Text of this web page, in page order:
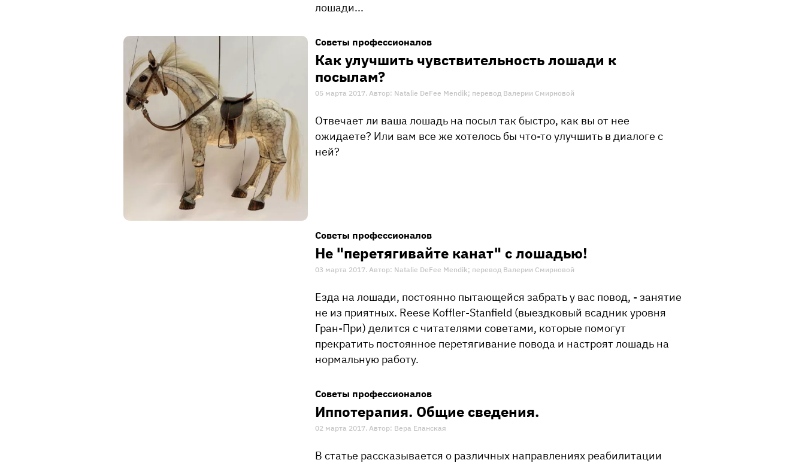
лошади...
Советы профессионалов
Как улучшить чувствительность лошади к
посылам?
05 марта 2017. Автор: Natalie DeFee Mendik; перевод Валерии Смирновой
Отвечает ли ваша лошадь на посыл так быстро, как вы от нее
ожидаете? Или вам все же хотелось бы что-то улучшить в диалоге с
ней?
Советы профессионалов
Не "перетягивайте канат" с лошадью!
03 марта 2017. Автор: Natalie DeFee Mendik; перевод Валерии Смирновой
Езда на лошади, постоянно пытающейся забрать у вас повод, - занятие
не из приятных. Reese Koffler-Stanfield (выездковый всадник уровня
Гран-При) делится с читателями советами, которые помогут
прекратить постоянное перетягивание повода и настроят лошадь на
нормальную работу.
Советы профессионалов
​Иппотерапия. Общие сведения.
02 марта 2017. Автор: Вера Еланская
В статье рассказывается о различных направлениях реабилитации